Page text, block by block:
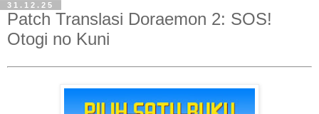
31.12.25
Patch Translasi Doraemon 2: SOS!
Otogi no Kuni